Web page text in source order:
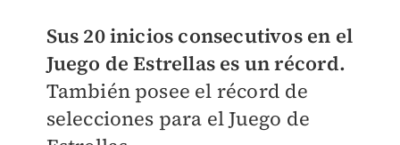
Sus 20 inicios consecutivos en el
Juego de Estrellas es un récord.
También posee el récord de
selecciones para el Juego de